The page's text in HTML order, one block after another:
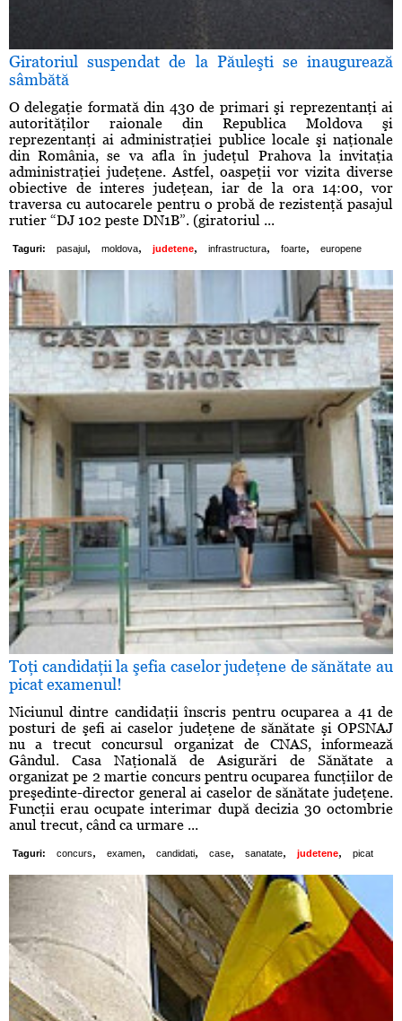
Giratoriul suspendat de la Păuleşti se inaugurează
sâmbătă
O delegaţie formată din 430 de primari şi reprezentanţi ai
autorităţilor raionale din Republica Moldova şi
reprezentanţi ai administraţiei publice locale şi naţionale
din România, se va afla în judeţul Prahova la invitaţia
administraţiei judeţene. Astfel, oaspeţii vor vizita diverse
obiective de interes judeţean, iar de la ora 14:00, vor
traversa cu autocarele pentru o probă de rezistenţă pasajul
rutier “DJ 102 peste DN1B”. (giratoriul ...
Taguri: pasajul , moldova, judetene, infrastructura, foarte, europene
Toţi candidaţii la şefia caselor judeţene de sănătate au
picat examenul!
Niciunul dintre candidaţii înscris pentru ocuparea a 41 de
posturi de şefi ai caselor judeţene de sănătate şi OPSNAJ
nu a trecut concursul organizat de CNAS, informează
Gândul. Casa Naţională de Asigurări de Sănătate a
organizat pe 2 martie concurs pentru ocuparea funcţiilor de
preşedinte-director general ai caselor de sănătate judeţene.
Funcţii erau ocupate interimar după decizia 30 octombrie
anul trecut, când ca urmare ...
Taguri: concurs, examen, candidati, case, sanatate, judetene, picat